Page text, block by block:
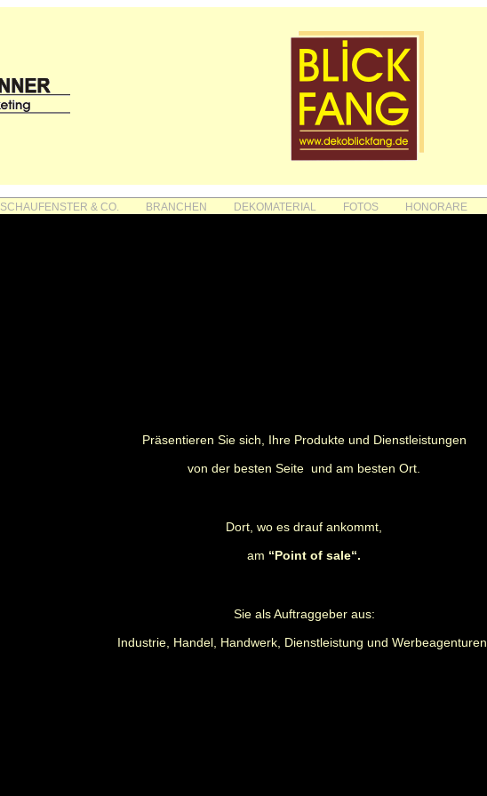
SCHAUFENSTER & CO. BRANCHEN DEKOMATERIAL FOTOS HONORARE
Präsentieren Sie sich, Ihre Produkte und Dienstleistungen
von der besten Seite und am besten Ort.
Dort, wo es drauf ankommt,
am “Point of sale“.
Sie als Auftraggeber aus:
Industrie, Handel, Handwerk, Dienstleistung und Werbeagenturen.